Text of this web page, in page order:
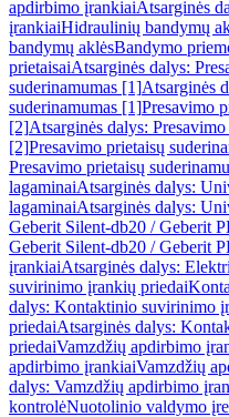
apdirbimo įrankiaiAtsarginės
įrankiaiHidraulinių bandymų
bandymų aklėsBandymo
prietaisaiAtsarginės dalys:
suderinamumas [1]Atsarginės
suderinamumas [1]Presavimo
[2]Atsarginės dalys:
[2]Presavimo prietaisų
Presavimo prietaisų
lagaminaiAtsarginės dalys:
lagaminaiAtsarginės dalys:
Geberit Silent-db20 / Geberit
Geberit Silent-db20 / Geberit
įrankiaiAtsarginės dalys:
suvirinimo įrankių priedai
dalys: Kontaktinio suvirinimo
priedaiAtsarginės dalys:
priedaiVamzdžių apdirbimo
apdirbimo įrankiaiVamzdžių
dalys: Vamzdžių apdirbimo
kontrolėNuotolinio valdymo